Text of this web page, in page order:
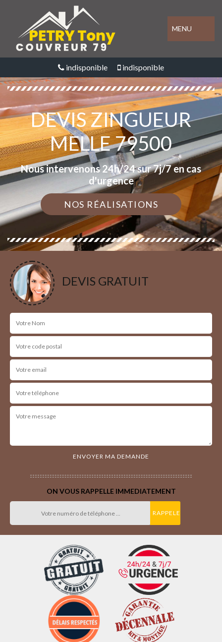
MENU
indisponible indisponible
DEVIS ZINGUEUR
MELLE 79500
Nous intervenons 24h/24 sur 7j/7 en cas
d'urgence
NOS RÉALISATIONS
DEVIS GRATUIT
ON VOUS RAPPELLE IMMEDIATEMENT